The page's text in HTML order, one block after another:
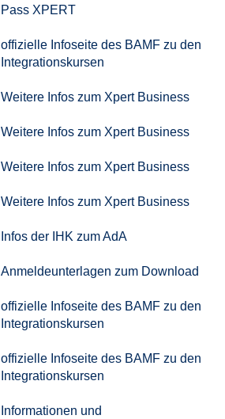
Pass XPERT
offizielle Infoseite des BAMF zu den
Integrationskursen
Weitere Infos zum Xpert Business
Weitere Infos zum Xpert Business
Weitere Infos zum Xpert Business
Weitere Infos zum Xpert Business
Infos der IHK zum AdA
Anmeldeunterlagen zum Download
offizielle Infoseite des BAMF zu den
Integrationskursen
offizielle Infoseite des BAMF zu den
Integrationskursen
Informationen und